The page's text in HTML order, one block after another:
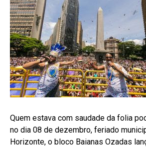
Quem estava com saudade da folia
no dia 08 de dezembro, feriado
Horizonte, o bloco Baianas Ozadas